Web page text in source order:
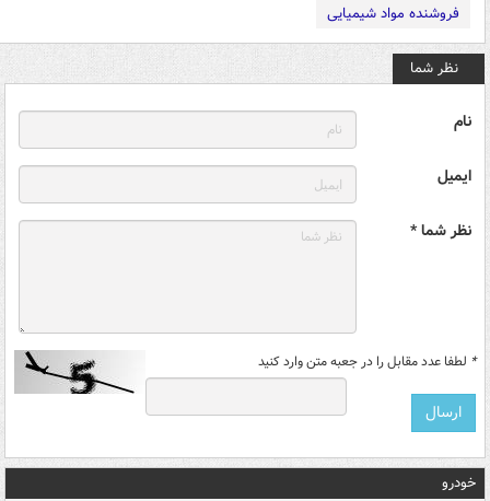
فروشنده مواد شیمیایی
نظر شما
نام
ایمیل
نظر شما *
* لطفا عدد مقابل را در جعبه متن وارد کنید
خودرو